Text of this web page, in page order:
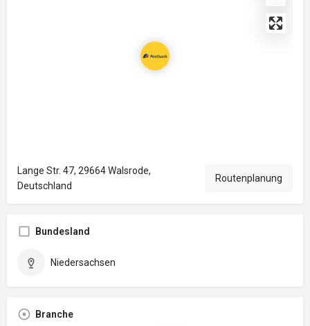
Lange Str. 47, 29664 Walsrode,
Deutschland
Routenplanung
Bundesland
Niedersachsen
Branche